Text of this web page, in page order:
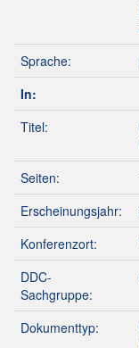
Sprache:
In:
Titel:
Seiten:
Erscheinungsjahr:
Konferenzort:
DDC-
Sachgruppe:
Dokumenttyp: